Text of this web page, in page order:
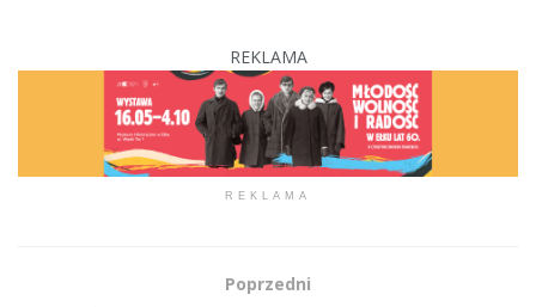
REKLAMA
REKLAMA
Poprzedni